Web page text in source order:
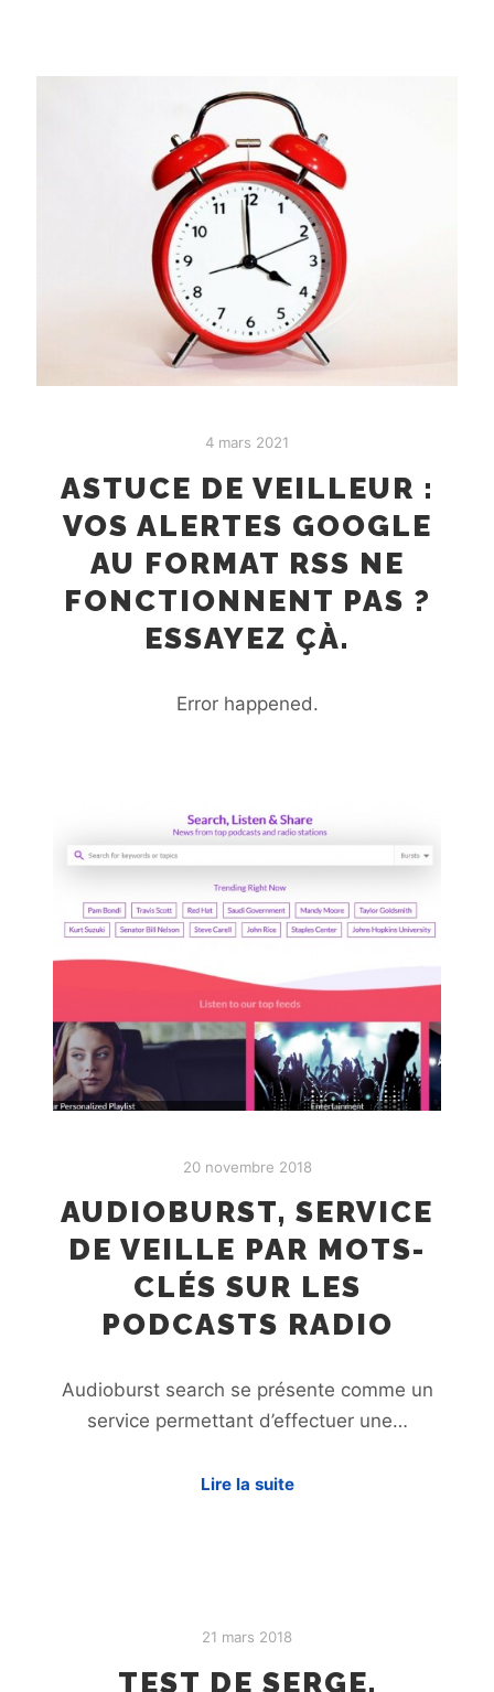
4 mars 2021
ASTUCE DE VEILLEUR :
VOS ALERTES GOOGLE
AU FORMAT RSS NE
FONCTIONNENT PAS ?
ESSAYEZ ÇÀ.
Error happened.
20 novembre 2018
AUDIOBURST, SERVICE
DE VEILLE PAR MOTS-
CLÉS SUR LES
PODCASTS RADIO
Audioburst search se présente comme un
service permettant d’effectuer une…
Lire la suite
21 mars 2018
TEST DE SERGE,